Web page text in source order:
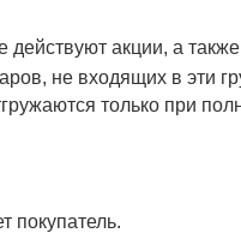
акции, а
не входящих в эти
только при
покупатель.